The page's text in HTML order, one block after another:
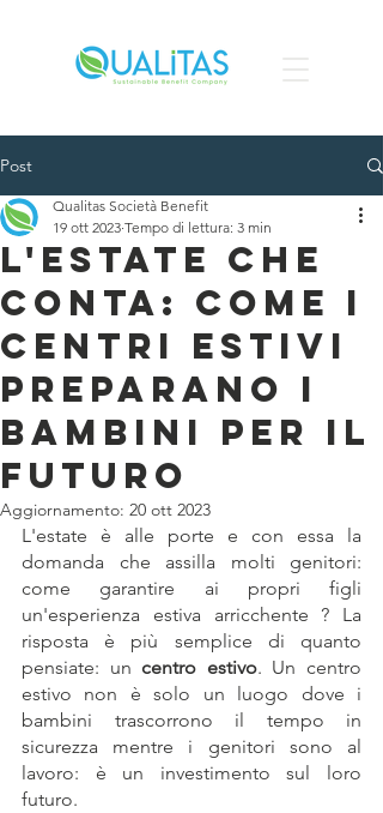
Post
L'Estate che
Conta: Come i
Centri Estivi
Preparano i
Bambini per il
Futuro
Qualitas Società Benefit
19 ott 2023 Tempo di lettura: 3 min
Aggiornamento: 20 ott 2023
L'estate è alle porte e con essa la
domanda che assilla molti genitori:
come garantire ai propri figli
un'esperienza estiva arricchente ? La
risposta è più semplice di quanto
pensiate: un centro estivo. Un centro
estivo non è solo un luogo dove i
bambini trascorrono il tempo in
sicurezza mentre i genitori sono al
lavoro: è un investimento sul loro
futuro.